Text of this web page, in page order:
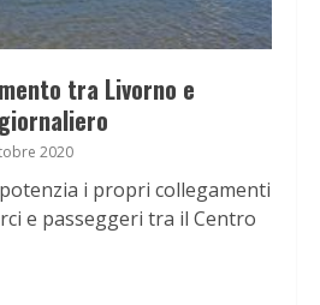
tra Livorno e
2020
i propri collegamenti
e passeggeri tra il Centro